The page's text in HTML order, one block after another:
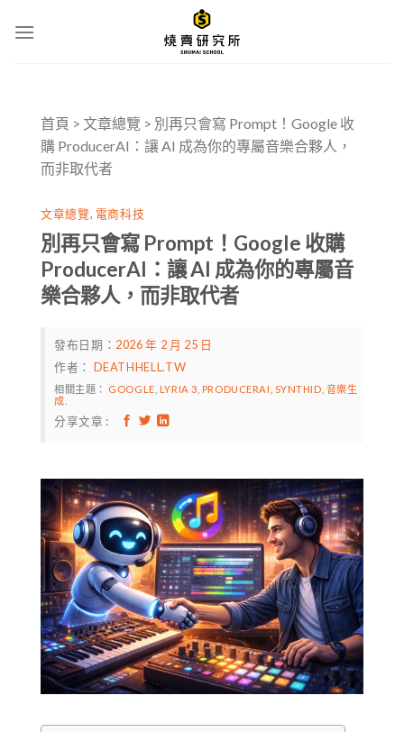
首頁 > 文章總覽 > 別再只會寫 Prompt！Google 收
購 ProducerAI：讓 AI 成為你的專屬音樂合夥人，
而非取代者
文章總覽, 電商科技
別再只會寫 Prompt！Google 收購
ProducerAI：讓 AI 成為你的專屬音
樂合夥人，而非取代者
發布日期： 2026 年 2 月 25 日
作者： DEATHHELL.TW
相關主題： GOOGLE LYRIA 3 PRODUCERAI SYNTHID 音樂生
成
分享文章 :